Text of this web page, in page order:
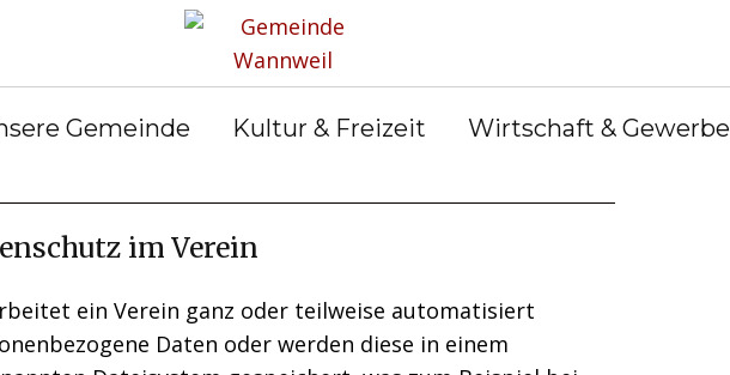
Gemeinde Kultur & Freizeit Wirtschaft & Gewerbe
Gemeinderat
Bekanntmachun
Entsorgung
im Verein
ein Verein ganz oder teilweise automatisiert
Daten oder werden diese in einem